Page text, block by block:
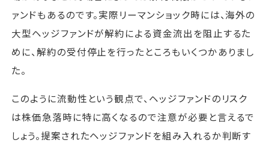
ァンドもあるのです。実際リーマンショック時には、海外の
大型ヘッジファンドが解約による資金流出を阻止するた
めに、解約の受付停止を行ったところもいくつかありまし
た。
このように流動性という観点で、ヘッジファンドのリスク
は株価急落時に特に高くなるので注意が必要と言えるで
しょう。提案されたヘッジファンドを組み入れるか判断す